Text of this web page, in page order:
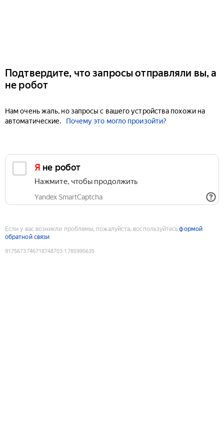
Подтвердите, что запросы отправляли вы, а
не робот
Нам очень жаль, но запросы с вашего устройства похожи на
автоматические.
Почему это могло произойти?
Я не робот
Нажмите, чтобы продолжить
Yandex SmartCaptcha
Если у вас возникли проблемы, пожалуйста, воспользуйтесьформой
обратной связи
9175673746718748703:1785995635